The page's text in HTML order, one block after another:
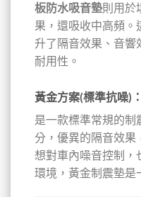
板防水吸音墊則用於
果，還吸收中高頻。
升了隔音效果、音響
耐用性。
黃金方案(標準抗噪) ：
是一款標準常規的制
分，優異的隔音效果
想對車內噪音控制，
環境，黃金制震墊是